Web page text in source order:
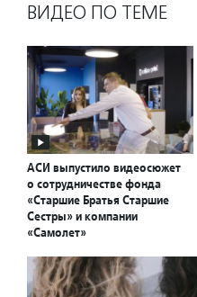
ВИДЕО ПО ТЕМЕ
АСИ выпустило видеосюжет
о сотрудничестве фонда
«Старшие Братья Старшие
Сестры» и компании
«Самолет»